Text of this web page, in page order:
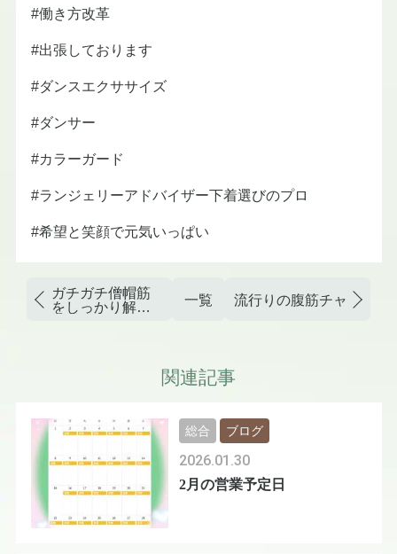
#働き方改革
#出張しております
#ダンスエクササイズ
#ダンサー
#カラーガード
#ランジェリーアドバイザー下着選びのプロ
#希望と笑顔で元気いっぱい
ガチガチ僧帽筋
をしっかり解し
一覧 流行りの腹筋チャレンジ
関連記事
2月の営業予定日
2026.01.30
総合 ブログ